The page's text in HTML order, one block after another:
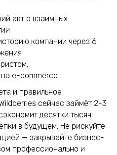
акт о взаимных
компании через 6
e-commerce
и правильное
сейчас займёт 2-3
десятки тысяч
в будущем. Не рискуйте
— закрывайте бизнес-
профессионально и